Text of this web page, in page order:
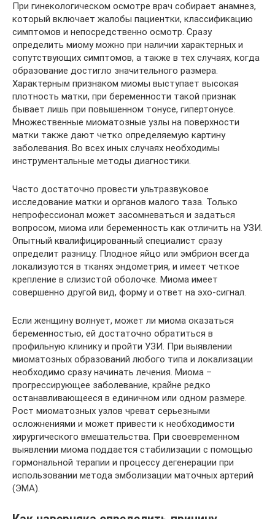
При гинекологическом осмотре врач собирает анамнез,
который включает жалобы пациентки, классификацию
симптомов и непосредственно осмотр. Сразу
определить миому можно при наличии характерных и
сопутствующих симптомов, а также в тех случаях, когда
образование достигло значительного размера.
Характерным признаком миомы выступает высокая
плотность матки, при беременности такой признак
бывает лишь при повышенном тонусе, гипертонусе.
Множественные миоматозные узлы на поверхности
матки также дают четко определяемую картину
заболевания. Во всех иных случаях необходимы
инструментальные методы диагностики.
Часто достаточно провести ультразвуковое
исследование матки и органов малого таза. Только
непрофессионал может засомневаться и задаться
вопросом, миома или беременность как отличить на УЗИ.
Опытный квалифицированный специалист сразу
определит разницу. Плодное яйцо или эмбрион всегда
локализуются в тканях эндометрия, и имеет четкое
крепление в слизистой оболочке. Миома имеет
совершенно другой вид, форму и ответ на эхо-сигнал.
Если женщину волнует, может ли миома оказаться
беременностью, ей достаточно обратиться в
профильную клинику и пройти УЗИ. При выявлении
миоматозных образований любого типа и локализации
необходимо сразу начинать лечения. Миома –
прогрессирующее заболевание, крайне редко
останавливающееся в единичном или одном размере.
Рост миоматозных узлов чреват серьезными
осложнениями и может привести к необходимости
хирургического вмешательства. При своевременном
выявлении миома поддается стабилизации с помощью
гормональной терапии и процессу дегенерации при
использовании метода эмболизации маточных артерий
(ЭМА).